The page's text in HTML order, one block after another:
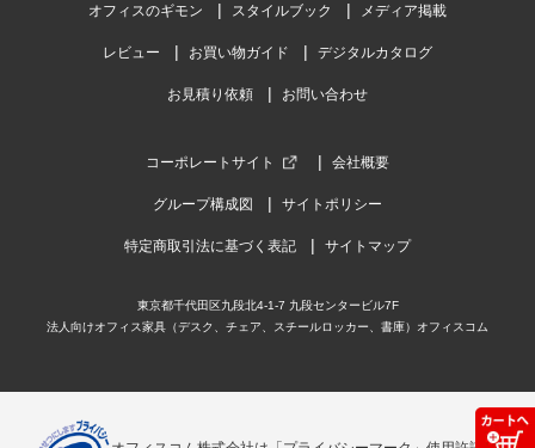
オフィスのギモン スタイルブック メディア掲載
レビュー お買い物ガイド デジタルカタログ
お見積り依頼 お問い合わせ
コーポレートサイト 会社概要
グループ構成図 サイトポリシー
特定商取引法に基づく表記 サイトマップ
東京都千代田区九段北4-1-7 九段センタービル7F
法人向けオフィス家具（デスク、チェア、スチールロッカー、書庫）オフィスコム